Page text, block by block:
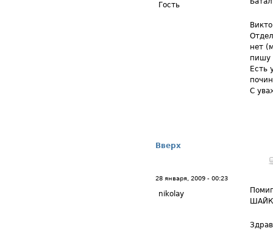
Гость
нет
пишу
Есть
С
Вверх
28 января, 2009 - 00:23
nikolay